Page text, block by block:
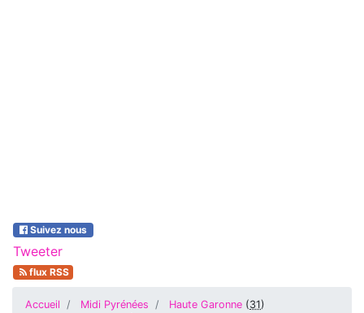
Suivez nous
Tweeter
flux RSS
Accueil Midi Pyrénées Haute Garonne (31)